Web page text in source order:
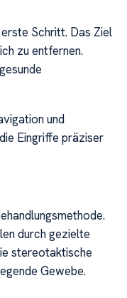
Schritt. Das Ziel
zu entfernen.
und
Eingriffe präziser
durch gezielte
stereotaktische
Gewebe.